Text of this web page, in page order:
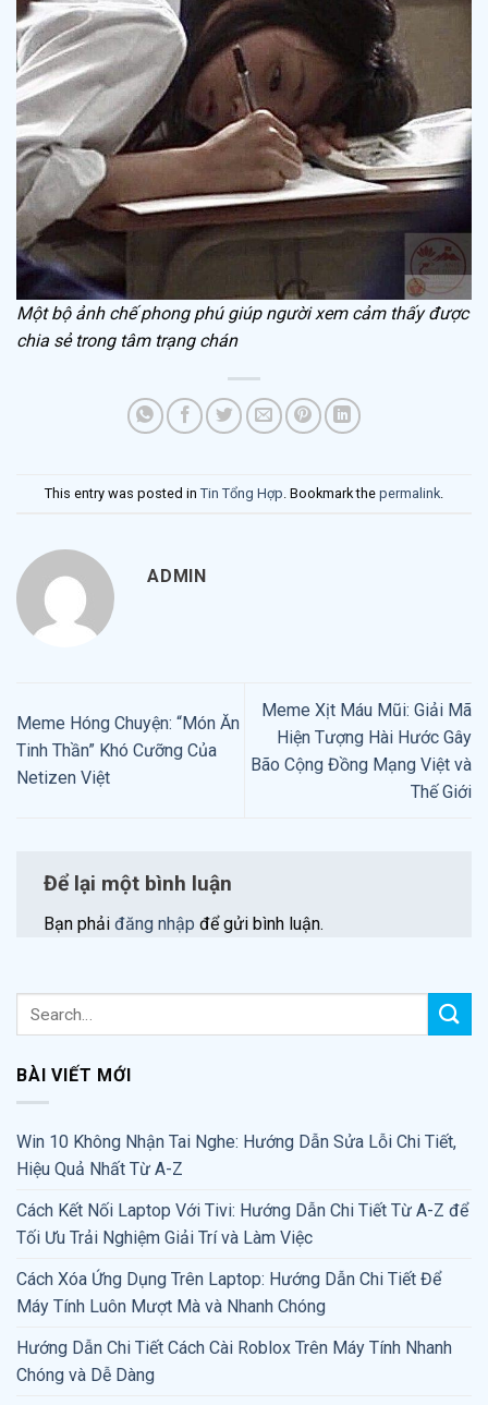
Một bộ ảnh chế phong phú giúp người xem cảm thấy được
chia sẻ trong tâm trạng chán
This entry was posted in Tin Tổng Hợp . Bookmark the permalink
ADMIN
Meme Hóng Chuyện: “Món Ăn
Tinh Thần” Khó Cưỡng Của
Netizen Việt
Meme Xịt Máu Mũi: Giải Mã
Hiện Tượng Hài Hước Gây
Bão Cộng Đồng Mạng Việt và
Thế Giới
Để lại một bình luận
Bạn phải đăng nhập để gửi bình luận.
BÀI VIẾT MỚI
Win 10 Không Nhận Tai Nghe: Hướng Dẫn Sửa Lỗi Chi Tiết,
Hiệu Quả Nhất Từ A-Z
Cách Kết Nối Laptop Với Tivi: Hướng Dẫn Chi Tiết Từ A-Z để
Tối Ưu Trải Nghiệm Giải Trí và Làm Việc
Cách Xóa Ứng Dụng Trên Laptop: Hướng Dẫn Chi Tiết Để
Máy Tính Luôn Mượt Mà và Nhanh Chóng
Hướng Dẫn Chi Tiết Cách Cài Roblox Trên Máy Tính Nhanh
Chóng và Dễ Dàng